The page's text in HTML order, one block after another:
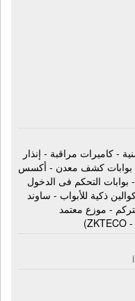
- كاميرات مراقبة - إنذار
بوابات كشف معدن - أكسس
التحكم فى الدخول
ذكية للأبواب - ساوند
- موزع معتمد